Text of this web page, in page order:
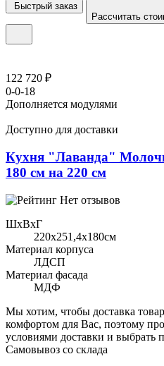
Быстрый заказ
Рассчитать
122 720 ₽
0-0-18
Дополняется модулями
Доступно для доставки
Кухня "Лаванда"
180 см на 220 см
Нет отзывов
ШхВхГ
220x251,4х180см
Материал корпуса
ЛДСП
Материал фасада
МДФ
Мы хотим, чтобы доставка
комфортом для Вас, поэтому
условиями доставки и выбрать
Самовывоз со склада